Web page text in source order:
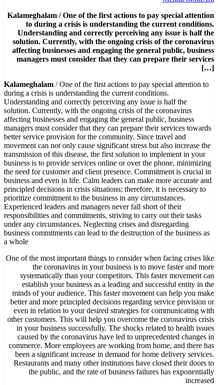
Kalameghalam / One of the first actions to pay special attention
to during a crisis is understanding the current conditions.
Understanding and correctly perceiving any issue is half the
solution. Currently, with the ongoing crisis of the coronavirus
affecting businesses and engaging the general public, business
managers must consider that they can prepare their services
[…]
Kalameghalam / One of the first actions to pay special attention to
during a crisis is understanding the current conditions.
Understanding and correctly perceiving any issue is half the
solution. Currently, with the ongoing crisis of the coronavirus
affecting businesses and engaging the general public, business
managers must consider that they can prepare their services towards
better service provision for the community. Since travel and
movement can not only cause significant stress but also increase the
transmission of this disease, the first solution to implement in your
business is to provide services online or over the phone, minimizing
the need for customer and client presence. Commitment is crucial in
business and even in life. Calm leaders can make more accurate and
principled decisions in crisis situations; therefore, it is necessary to
prioritize commitment to the business in any circumstances.
Experienced leaders and managers never fall short of their
responsibilities and commitments, striving to carry out their tasks
under any circumstances. Neglecting crises and disregarding
business commitments can lead to the destruction of the business as
a whole
One of the most important things to consider when facing crises like
the coronavirus in your business is to move faster and more
systematically than your competitors. This faster movement can
establish your business as a leading and successful entity in the
minds of your audience. This faster movement can help you make
better and more principled decisions regarding service provision or
even in relation to your desired strategies for communicating with
other customers. This will help you overcome the coronavirus crisis
in your business successfully. The shocks related to health issues
caused by the coronavirus have led to unprecedented changes in
commerce. More employees are working from home, and there has
been a significant increase in demand for home delivery services.
Restaurants and many other institutions have closed their doors to
the public, and the rate of business failures has exponentially
increased